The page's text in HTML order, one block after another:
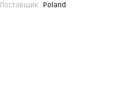
Поставщик Poland